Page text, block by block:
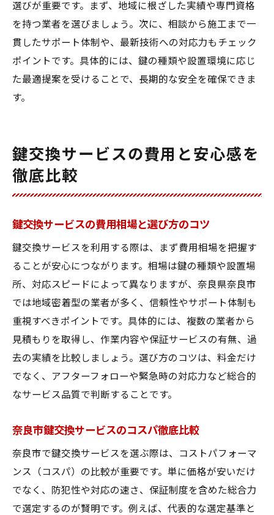
選びが重要です。まず、地域に根ざした実績や専門資格
を持つ業者を選びましょう。次に、相談から施工まで一
貫したサポート体制や、最新技術への対応力もチェック
ポイントです。具体的には、鍵の種類や設置環境に応じ
た最適提案を受けることで、長期的な安全を確保できま
す。
鍵交換サービスの費用と安心感を
徹底比較
鍵交換サービスの費用相場と選び方のコツ
鍵交換サービスを利用する際は、まず費用相場を把握す
ることが安心につながります。相場は鍵の種類や設置場
所、対応スピードによって異なりますが、奈良県奈良市
では地域密着型の業者が多く、信頼性やサポート体制も
重視すべきポイントです。具体的には、複数の業者から
見積もりを取得し、作業内容や保証サービスの有無、過
去の実績を比較しましょう。選び方のコツは、料金だけ
でなく、アフターフォローや緊急時の対応力など総合的
なサービス品質で判断することです。
奈良市鍵交換サービスのコスパ徹底比較
奈良市で鍵交換サービスを選ぶ際は、コストパフォーマ
ンス（コスパ）の比較が重要です。単に価格が安いだけ
でなく、防犯性や対応の速さ、保証制度を含めた総合力
で選定するのが賢明です。例えば、代表的な選定基準と